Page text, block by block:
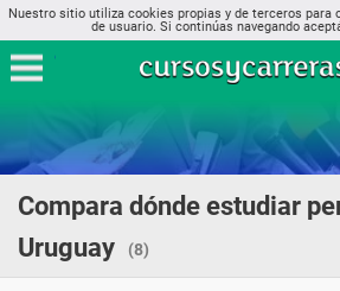
Nuestro sitio utiliza cookies propias y de terceros para
de usuario. Si continúas navegando
Compara dónde estudiar
Uruguay
(8)